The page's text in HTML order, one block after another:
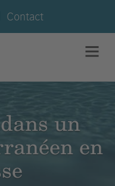
Contact
un
en